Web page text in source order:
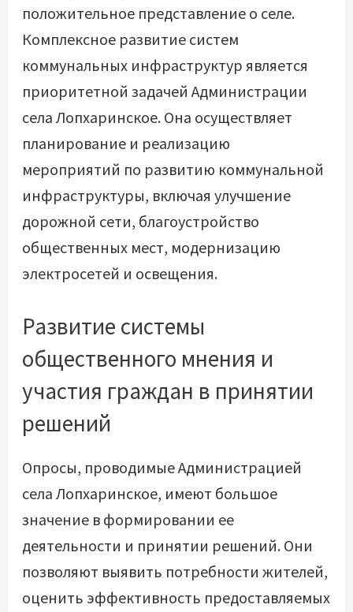
положительное представление о селе.
Комплексное развитие систем
коммунальных инфраструктур является
приоритетной задачей Администрации
села Лопхаринское. Она осуществляет
планирование и реализацию
мероприятий по развитию коммунальной
инфраструктуры, включая улучшение
дорожной сети, благоустройство
общественных мест, модернизацию
электросетей и освещения.
Развитие системы
общественного мнения и
участия граждан в принятии
решений
Опросы, проводимые Администрацией
села Лопхаринское, имеют большое
значение в формировании ее
деятельности и принятии решений. Они
позволяют выявить потребности жителей,
оценить эффективность предоставляемых